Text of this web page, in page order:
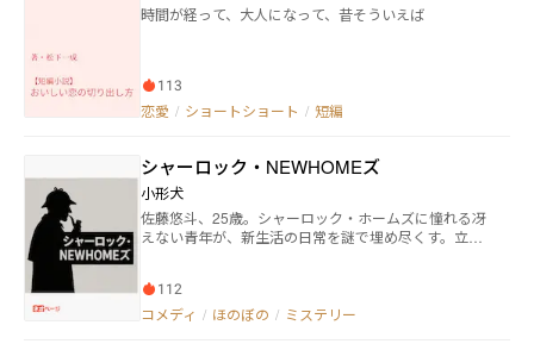
時間が経って、大人になって、昔そういえば
113
恋愛 / ショートショート / 短編
シャーロック・NEWHOMEズ
小形犬
佐藤悠斗、25歳。シャーロック・ホームズに憧れる冴
えない青年が、新生活の日常を謎で埋め尽くす。立ち
112
コメディ / ほのぼの / ミステリー